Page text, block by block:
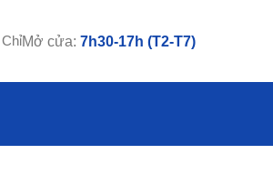
Mở cửa: 7h30-17h (T2-T7)